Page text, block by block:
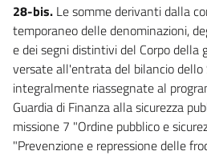
28-bis. Le somme derivanti dalla
temporaneo delle denominazioni,
e dei segni distintivi del Corpo della
versate all'entrata del bilancio dello
integralmente riassegnate al
Guardia di Finanza alla sicurezza
missione 7 "Ordine pubblico e
"Prevenzione e repressione delle